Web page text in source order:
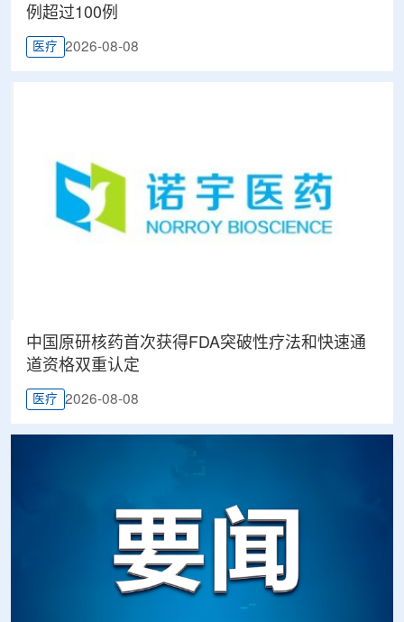
例超过100例
医疗 2026-08-08
中国原研核药首次获得FDA突破性疗法和快速通
道资格双重认定
医疗 2026-08-08